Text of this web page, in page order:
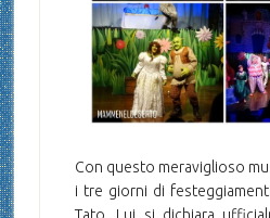
Con questo meraviglioso
i tre giorni di